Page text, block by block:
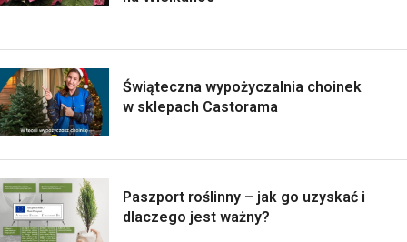
Świąteczna wypożyczalnia choinek
w sklepach Castorama
Paszport roślinny – jak go uzyskać i
dlaczego jest ważny?